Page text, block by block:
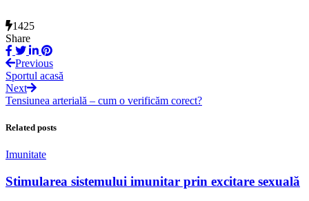
1425
Share
Previous
Sportul acasă
Next
Tensiunea arterială – cum o verificăm corect?
Related posts
Imunitate
Stimularea sistemului imunitar prin excitare sexuală